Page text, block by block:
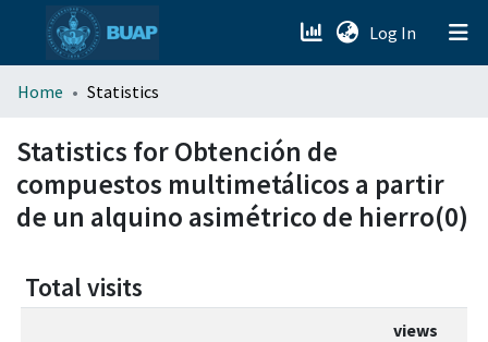
Log In (current)
menu.section.about_menu
All of DSpace
Home Statistics
Statistics for Obtención de
compuestos multimetálicos a partir
de un alquino asimétrico de hierro(0)
Total visits
views